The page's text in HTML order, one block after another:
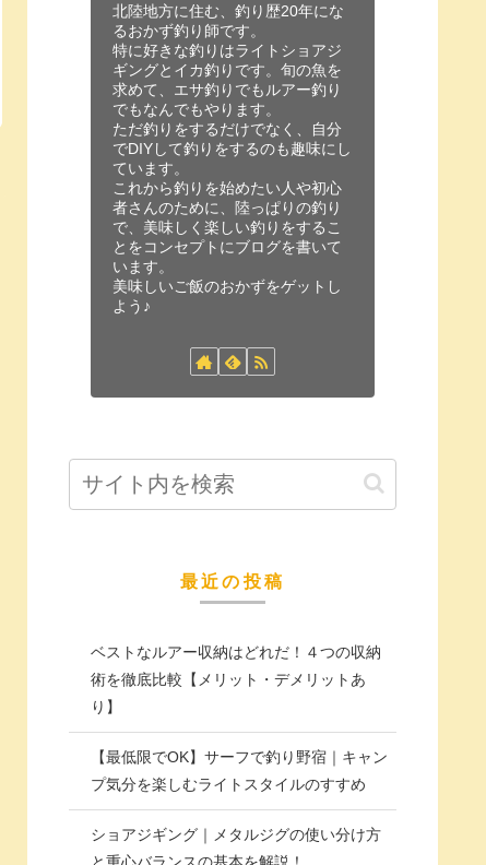
北陸地方に住む、釣り歴20年にな
るおかず釣り師です。
特に好きな釣りはライトショアジ
ギングとイカ釣りです。旬の魚を
求めて、エサ釣りでもルアー釣り
でもなんでもやります。
ただ釣りをするだけでなく、自分
でDIYして釣りをするのも趣味にし
ています。
これから釣りを始めたい人や初心
者さんのために、陸っぱりの釣り
で、美味しく楽しい釣りをするこ
とをコンセプトにブログを書いて
います。
美味しいご飯のおかずをゲットし
よう♪
最近の投稿
ベストなルアー収納はどれだ！４つの収納
術を徹底比較【メリット・デメリットあ
り】
【最低限でOK】サーフで釣り野宿｜キャン
プ気分を楽しむライトスタイルのすすめ
ショアジギング｜メタルジグの使い分け方
と重心バランスの基本を解説！